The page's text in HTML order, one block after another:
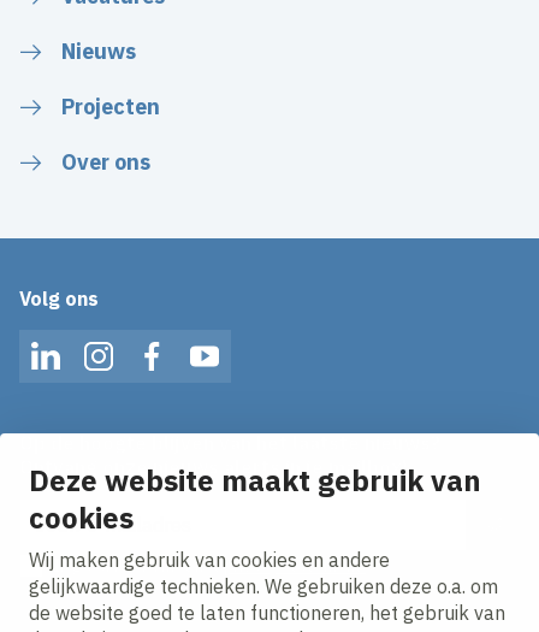
Deze website maakt gebruik van
cookies
Wij maken gebruik van cookies en andere
gelijkwaardige technieken. We gebruiken deze o.a. om
de website goed te laten functioneren, het gebruik van
Nieuws
Projecten
Over ons
Volg ons
LinkedInInstagramFacebookYouTube
Ontvang onze nieuws alerts in je mailbox!
E-mailadres
Ik ga akkoord met hetprivacy statement.